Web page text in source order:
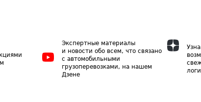
Экспертные материалы
и новости обо всем, что связано
с автомобильными
грузоперевозками, на нашем
Дзене